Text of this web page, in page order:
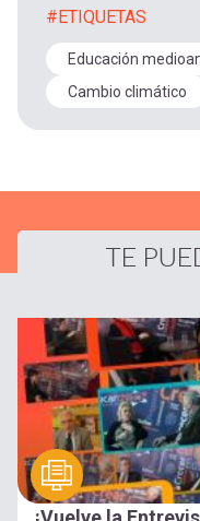
#ETIQUETAS
Educación
Cambio climático
TE